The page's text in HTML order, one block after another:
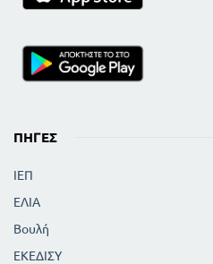
ΠΗΓΈΣ
ΙΕΠ
ΕΛΙΑ
Βουλή
ΕΚΕΔΙΣΥ